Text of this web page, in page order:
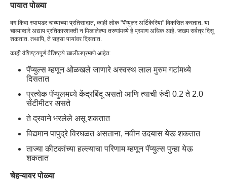
पायात पोळ्या
बग किंवा स्पायडर चाव्याच्या प्रतिसादात, काही लोक "पॅप्युलर अर्टिकेरिया" विकसित करतात. या
चाव्याव्दारे अद्याप प्रतिकारशक्ती न मिळालेल्या तरुणांमध्ये हे प्रमाण अधिक आहे. जखम सर्वत्र दिसू
शकतात. तथापि, ते सहसा पायांवर दिसतात.
काही वैशिष्ट्यपूर्ण वैशिष्ट्ये खालीलप्रमाणे आहेत:
पॅप्युल्स म्हणून ओळखले जाणारे अस्वस्थ लाल मुरुम गटांमध्ये
दिसतात
प्रत्येक पॅप्युलमध्ये केंद्रबिंदू असतो आणि त्याची रुंदी 0.2 ते 2.0
सेंटीमीटर असते
ते द्रवाने भरलेले असू शकतात
विद्यमान पापुद्रे विरघळत असताना, नवीन उदयास येऊ शकतात
ताज्या कीटकांच्या हल्ल्याचा परिणाम म्हणून पॅप्युल्स पुन्हा येऊ
शकतात
चेहऱ्यावर पोळ्या